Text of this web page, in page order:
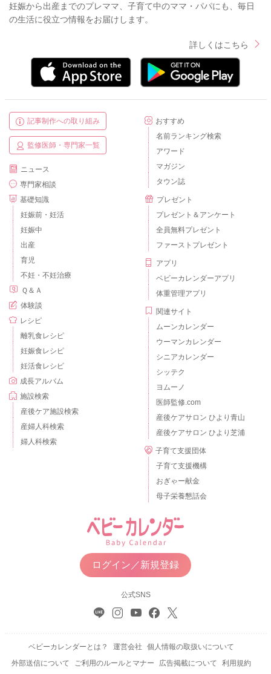
妊娠から出産までのプレママ、子育て中のママ・パパにも、毎日
の生活に役立つ情報をお届けします。
詳しくはこちら
記事制作への取り組み
監修医師・専門家一覧
ニュース
専門家相談
基礎知識
妊娠前・妊活
妊娠中
出産
育児
不妊・不妊治療
Ｑ＆Ａ
体験談
レシピ
離乳食レシピ
妊娠食レシピ
妊活食レシピ
成長アルバム
施設検索
産後ケア施設検索
産婦人科検索
婦人科検索
おすすめ
名前ランキング検索
アワード
マガジン
タウン誌
プレゼント
プレゼント＆アンケート
全員無料プレゼント
ファーストプレゼント
アプリ
ベビーカレンダーアプリ
体重管理アプリ
関連サイト
ムーンカレンダー
ウーマンカレンダー
シニアカレンダー
シッテク
ヨムーノ
医師監修.com
産後ケアサロン ひより青山
産後ケアサロン ひより芝浦
子育て支援団体
子育て支援機構
おぎゃー献金
母子栄養懇話会
ログイン／新規登録
公式SNS
ベビーカレンダーとは？ 運営会社
個人情報の取扱いについて
外部送信について
ご利用のルールとマナー 広告掲載について 利用規約